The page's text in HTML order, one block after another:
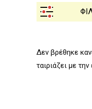
Δεν βρέθηκε
ταιριάζει με